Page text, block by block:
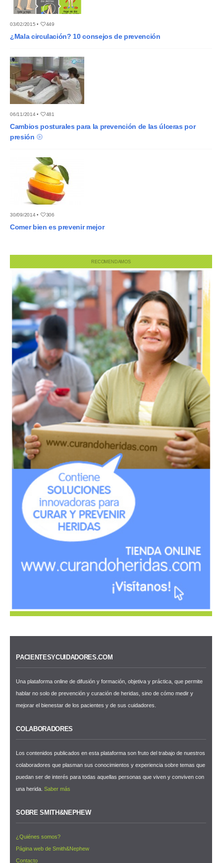
03/02/2015 • 449
¿Mala circulación? 10 consejos de prevención
06/11/2014 • 481
Cambios posturales para la prevención de las úlceras por
presión
30/09/2014 • 306
Comer bien es prevenir mejor
RECOMENDAMOS
PACIENTESYCUIDADORES.COM
Una plataforma online de difusión y formación, objetiva y práctica, que permite
hablar no solo de prevención y curación de heridas, sino de cómo medir y
mejorar el bienestar de los pacientes y de sus cuidadores.
COLABORADORES
Los contenidos publicados en esta plataforma son fruto del trabajo de nuestros
colaboradores que plasman sus conocimientos y experiencia sobre temas que
puedan ser de interés para todas aquellas personas que viven y conviven con
una herida.Saber más
SOBRE SMITH&NEPHEW
¿Quiénes somos?
Página web de Smith&Nephew
Contacto